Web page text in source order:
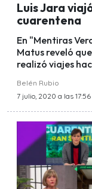
Luis Jara
cuarentena
En "Mentiras
Matus reveló
realizó viajes
Belén Rubio
7 julio, 2020 a las 17:56